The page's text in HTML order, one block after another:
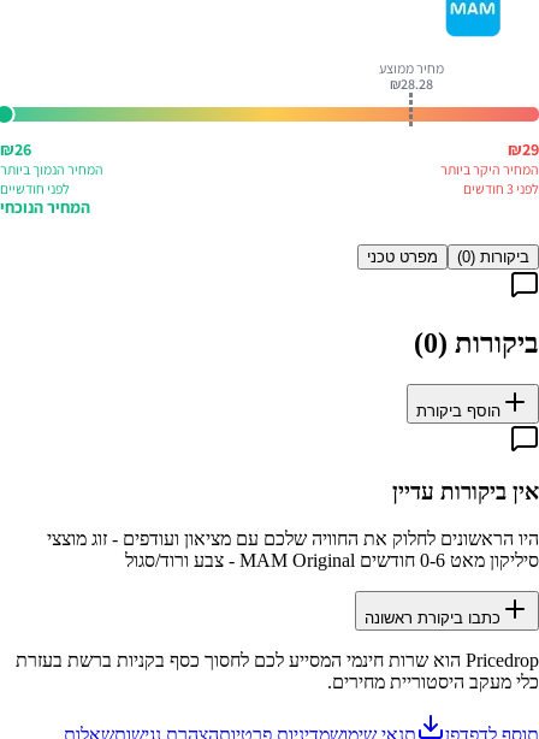
המחיר הנוכחי
₪28.28
מחיר ממוצע
₪26
המחיר הנמוך ביותר
לפני חודשיים
₪29
המחיר היקר ביותר
לפני 3 חודשים
ביקורות (0
) מפרט טכני
ביקורות (0
)
הוסף ביקורת
אין ביקורות עדיין
היו הראשונים לחלוק את החוויה שלכם עם מציאון ועודפים - זוג מוצצי
סיליקון מאט 0-6 חודשים MAM Original - צבע ורוד/סגול
כתבו ביקורת ראשונה
Pricedrop הוא שרות חינמי המסייע לכם לחסוך כסף בקניות ברשת בעזרת
כלי מעקב היסטוריית מחירים.